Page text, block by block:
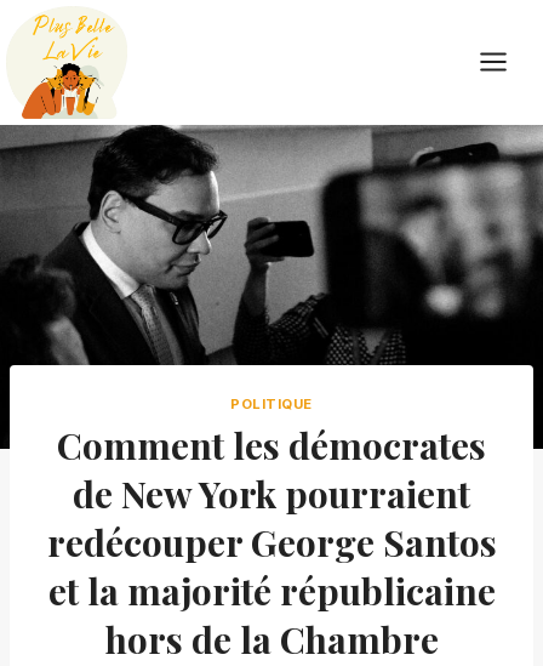
Skip
content
POLITIQUE
Comment les démocrates
de New York pourraient
redécouper George Santos
et la majorité républicaine
hors de la Chambre